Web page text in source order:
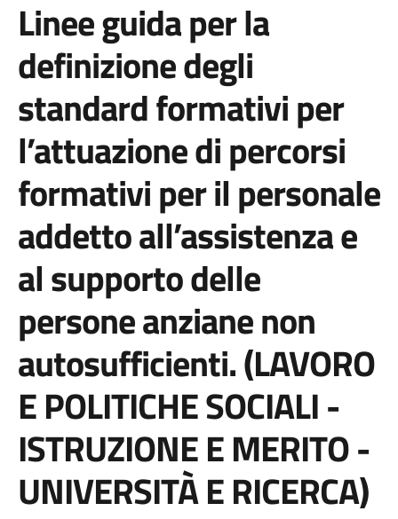
Linee guida per la
definizione degli
standard formativi per
l’attuazione di percorsi
formativi per il personale
addetto all’assistenza e
al supporto delle
persone anziane non
autosufficienti. (LAVORO
E POLITICHE SOCIALI -
ISTRUZIONE E MERITO -
UNIVERSITÀ E RICERCA)